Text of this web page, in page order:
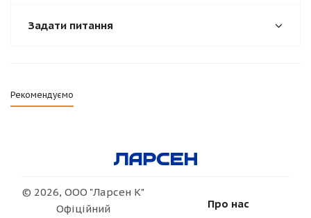
Задати питання
Рекомендуємо
© 2026, ООО "Ларсен К"
Офіційний
Про нас